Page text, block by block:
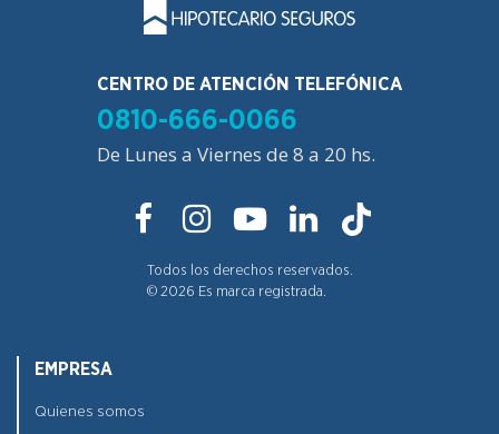
CENTRO DE ATENCIÓN TELEFÓNICA
0810-666-0066
De Lunes a Viernes de 8 a 20 hs.
Todos los derechos reservados.
© 2026 Es marca registrada.
EMPRESA
Quienes somos